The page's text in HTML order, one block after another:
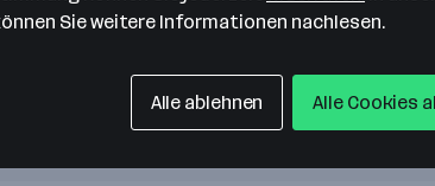
anzuzeigen.
Zustimmung geben
Sie weitere Informationen nachlesen.
Alle ablehnen Alle Cookies